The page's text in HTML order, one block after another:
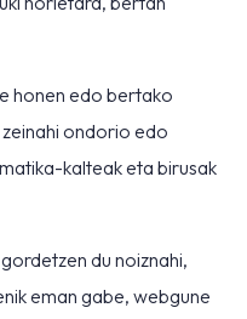
honen edo bertako
ondorio edo
kalteak eta birusak
du noiznahi,
eman gabe, webgune